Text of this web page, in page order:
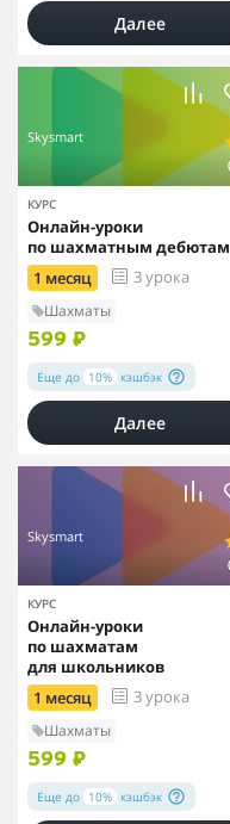
Далее
Skysmart
КУРС
Онлайн-уроки
по шахматным дебютам
1 месяц
3 урока
Шахматы
599 ₽
Еще до 10% кэшбэк
Далее
Skysmart
КУРС
Онлайн-уроки
по шахматам
для школьников
1 месяц
3 урока
Шахматы
599 ₽
Еще до 10% кэшбэк